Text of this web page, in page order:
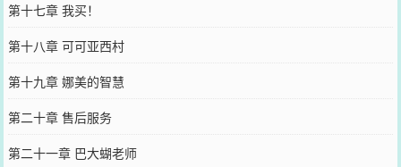
第十七章 我买！
第十八章 可可亚西村
第十九章 娜美的智慧
第二十章 售后服务
第二十一章 巴大蝴老师